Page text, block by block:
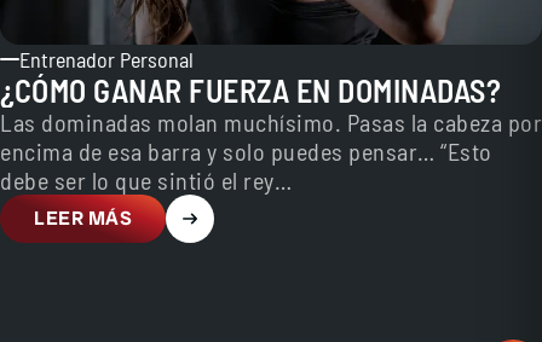
Entrenador Personal
¿CÓMO GANAR FUERZA EN DOMINADAS?
Las dominadas molan muchísimo. Pasas la cabeza por
encima de esa barra y solo puedes pensar… “Esto
debe ser lo que sintió el rey…
LEER MÁS